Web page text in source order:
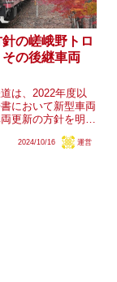
の嵯峨野トロ
の後継車両
は、2022年度以
において新型車両
更新の方針を明ら
き記載されていま
25000形を譲受...
2024/10/16 運営